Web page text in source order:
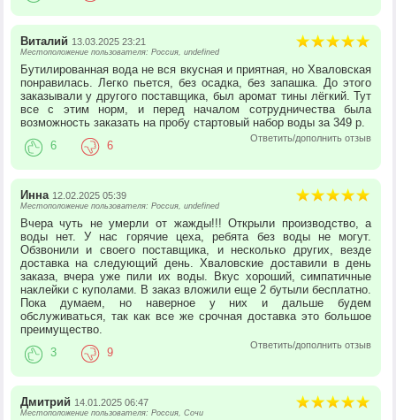
Виталий 13.03.2025 23:21
Местоположение пользователя: Россия, undefined
Бутилированная вода не вся вкусная и приятная, но Хваловская
понравилась. Легко пьется, без осадка, без запашка. До этого
заказывали у другого поставщика, был аромат тины лёгкий. Тут
все с этим норм, и перед началом сотрудничества была
возможность заказать на пробу стартовый набор воды за 349 р.
Ответить/дополнить отзыв
6 6
Инна 12.02.2025 05:39
Местоположение пользователя: Россия, undefined
Вчера чуть не умерли от жажды!!! Открыли производство, а
воды нет. У нас горячие цеха, ребята без воды не могут.
Обзвонили и своего поставщика, и несколько других, везде
доставка на следующий день. Хваловские доставили в день
заказа, вчера уже пили их воды. Вкус хороший, симпатичные
наклейки с куполами. В заказ вложили еще 2 бутыли бесплатно.
Пока думаем, но наверное у них и дальше будем
обслуживаться, так как все же срочная доставка это большое
преимущество.
Ответить/дополнить отзыв
3 9
Дмитрий 14.01.2025 06:47
Местоположение пользователя: Россия, Сочи